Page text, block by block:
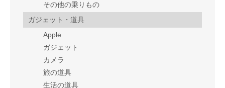
その他の乗りもの
ガジェット・道具
Apple
ガジェット
カメラ
旅の道具
生活の道具